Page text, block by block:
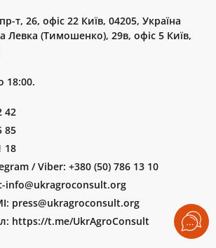
т, 26, офіс 22 Київ, 04205, Україна
Левка (Тимошенко), 29в, офіс 5 Київ,
18:00.
42
85
18
/ Viber: +380 (50) 786 13 10
info@ukragroconsult.org
press@ukragroconsult.org
https://t.me/UkrAgroConsult